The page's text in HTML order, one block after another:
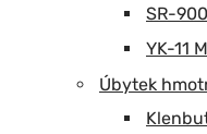
SR-
YK-11
Úbytek